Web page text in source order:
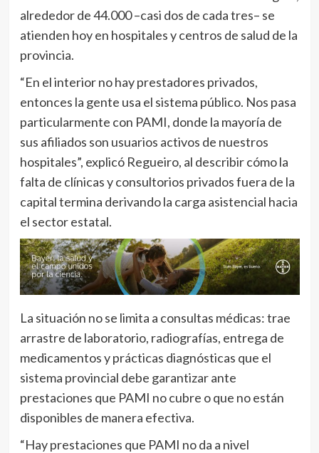
alrededor de 44.000 –casi dos de cada tres– se
atienden hoy en hospitales y centros de salud de la
provincia.
“En el interior no hay prestadores privados,
entonces la gente usa el sistema público. Nos pasa
particularmente con PAMI, donde la mayoría de
sus afiliados son usuarios activos de nuestros
hospitales”, explicó Regueiro, al describir cómo la
falta de clínicas y consultorios privados fuera de la
capital termina derivando la carga asistencial hacia
el sector estatal.
La situación no se limita a consultas médicas: trae
arrastre de laboratorio, radiografías, entrega de
medicamentos y prácticas diagnósticas que el
sistema provincial debe garantizar ante
prestaciones que PAMI no cubre o que no están
disponibles de manera efectiva.
“Hay prestaciones que PAMI no da a nivel